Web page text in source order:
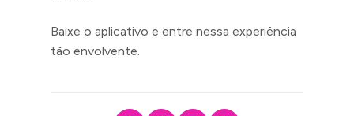
Baixe o aplicativo e entre nessa experiência
tão envolvente.